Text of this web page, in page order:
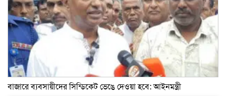
বাজারে ব্যবসায়ীদের সিন্ডিকেট ভেঙে দেওয়া হবে: আইনমন্ত্রী